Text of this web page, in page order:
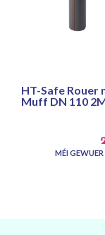
HT-Safe Rouer
Muff DN 110
MÉI